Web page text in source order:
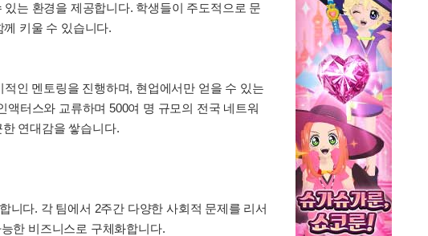
는 환경을 제공합니다. 학생들이 주도적으로 문
키울 수 있습니다.
인 멘토링을 진행하며, 현업에서만 얻을 수 있는
터스와 교류하며 500여 명 규모의 전국 네트워
연대감을 쌓습니다.
니다. 각 팀에서 2주간 다양한 사회적 문제를 리서
한 비즈니스로 구체화합니다.